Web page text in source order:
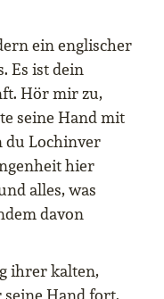
ein englischer
Es ist dein
Hör mir zu,
seine Hand mit
du Lochinver
hier
alles, was
davon
ihrer kalten,